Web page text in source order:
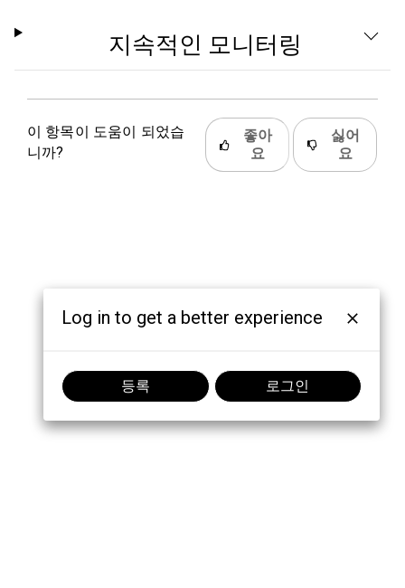
지속적인 모니터링
이 항목이 도움이 되었습
니까?
좋아
요
싫어
요
Log in to get a better experience
등록 로그인